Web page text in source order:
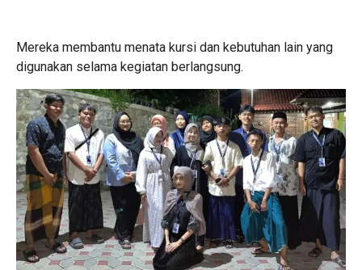
Mereka membantu menata kursi dan kebutuhan lain yang
digunakan selama kegiatan berlangsung.